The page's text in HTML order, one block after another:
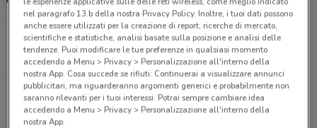
Via Nazionale, 100 Sant'egidio Del Monte Albino
5.2 km
APERTO
Via V. Veneto Mass. Cardinale, 4 Marigliano
19.3 km
APERTO
nel paragrafo 13.b della nostra Privacy Policy. Inoltre, i tuoi dati possono
anche essere utilizzati per la creazione di report, ricerche di mercato,
scientifiche e statistiche, analisi basate sulla posizione e analisi delle
tendenze. Puoi modificare le tue preferenze in qualsiasi momento
accedendo a Menu > Privacy > Personalizzazione all'interno della
nostra App. Cosa succede se rifiuti: Continuerai a visualizzare annunci
pubblicitari, ma riguarderanno argomenti generici e probabilmente non
saranno rilevanti per i tuoi interessi. Potrai sempre cambiare idea
accedendo a Menu > Privacy > Personalizzazione all'interno della
nostra App.